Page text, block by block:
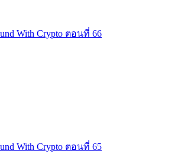
With Crypto ตอนที่ 66
With Crypto ตอนที่ 65